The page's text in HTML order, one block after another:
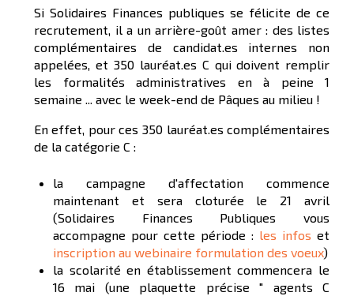
Si Solidaires Finances publiques se félicite de ce
recrutement, il a un arrière-goût amer : des listes
complémentaires de candidat.es internes non
appelées, et 350 lauréat.es C qui doivent remplir
les formalités administratives en à peine 1
semaine ... avec le week-end de Pâques au milieu !
En effet, pour ces 350 lauréat.es complémentaires
de la catégorie C :
la campagne d'affectation commence
maintenant et sera cloturée le 21 avril
(Solidaires Finances Publiques vous
accompagne pour cette période : les infos et
inscription au webinaire formulation des voeux)
la scolarité en établissement commencera le
16 mai (une plaquette précise " agents C